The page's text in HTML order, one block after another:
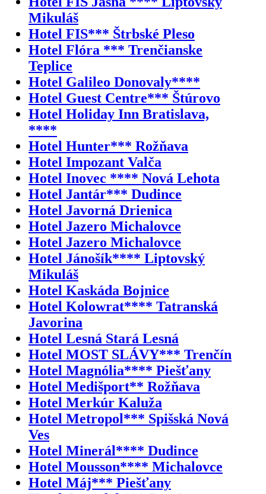
Mikuláš
Hotel FIS*** Štrbské Pleso
Hotel Flóra *** Trenčianske
Teplice
Hotel Galileo Donovaly****
Hotel Guest Centre*** Štúrovo
Hotel Holiday Inn Bratislava,
****
Hotel Hunter*** Rožňava
Hotel Impozant Valča
Hotel Inovec **** Nová Lehota
Hotel Jantár*** Dudince
Hotel Javorná Drienica
Hotel Jazero Michalovce
Hotel Jazero Michalovce
Hotel Jánošík**** Liptovský
Mikuláš
Hotel Kaskáda Bojnice
Hotel Kolowrat**** Tatranská
Javorina
Hotel Lesná Stará Lesná
Hotel MOST SLÁVY*** Trenčín
Hotel Magnólia**** Piešťany
Hotel Medišport** Rožňava
Hotel Merkúr Kaluža
Hotel Metropol*** Spišská Nová
Ves
Hotel Minerál**** Dudince
Hotel Mousson**** Michalovce
Hotel Máj*** Piešťany